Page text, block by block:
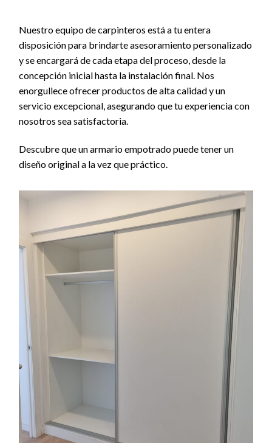
Nuestro equipo de carpinteros está a tu entera
disposición para brindarte asesoramiento personalizado
y se encargará de cada etapa del proceso, desde la
concepción inicial hasta la instalación final. Nos
enorgullece ofrecer productos de alta calidad y un
servicio excepcional, asegurando que tu experiencia con
nosotros sea satisfactoria.
Descubre que un armario empotrado puede tener un
diseño original a la vez que práctico.